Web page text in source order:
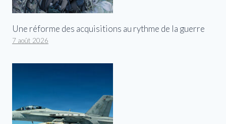
Une réforme des acquisitions au rythme de la guerre
7 août 2026